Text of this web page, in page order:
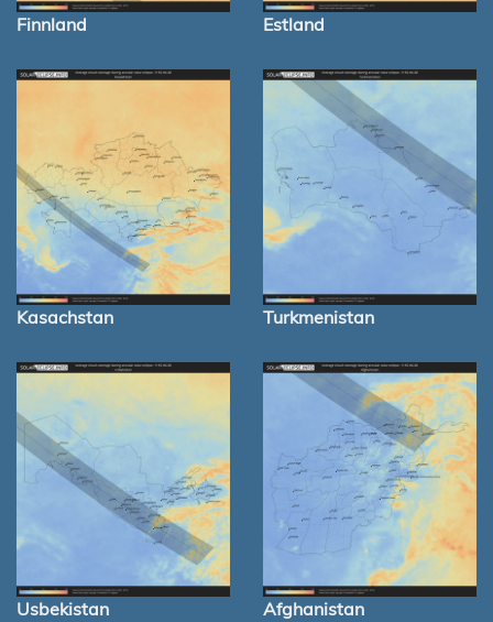
Finnland Estland
Kasachstan Turkmenistan
Usbekistan Afghanistan